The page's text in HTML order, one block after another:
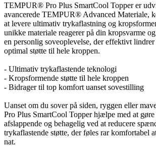
TEMPUR® Pro Plus SmartCool Topper er
avancerede TEMPUR® Advanced Materiale,
at levere ultimativ trykaflastning og
unikke materiale reagerer på din kropsvarme
en personlig soveoplevelse, der effektivt
optimal støtte til hele kroppen.
- Ultimativ trykaflastende teknologi
- Kropsformende støtte til hele kroppen
- Bidrager til top komfort uanset sovestilling
Uanset om du sover på siden, ryggen eller
Pro Plus SmartCool Topper hjælpe med at
afslappende og behagelig ved at reducere
trykaflastende støtte, der føles rar komfortabel
nat.